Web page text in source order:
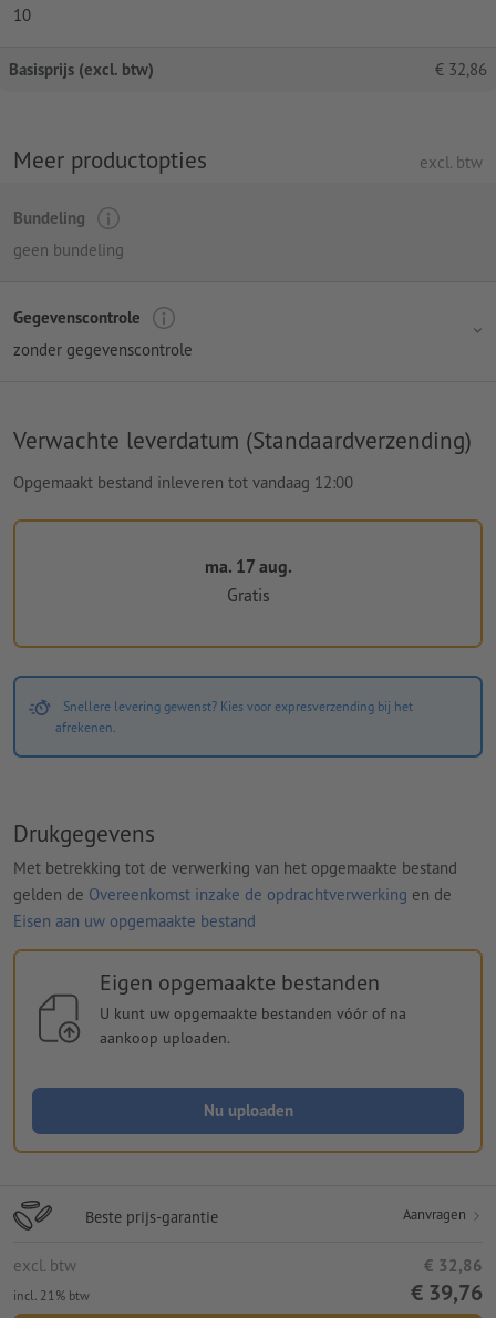
10
Basisprijs (excl. btw) € 32,86
Meer productopties excl. btw
Bundeling
geen bundeling
Gegevenscontrole
zonder gegevenscontrole
Verwachte leverdatum (Standaardverzending)
Opgemaakt bestand inleveren tot vandaag 12:00
ma. 17 aug.
Gratis
Snellere levering gewenst? Kies voor expresverzending bij het
afrekenen.
Drukgegevens
Met betrekking tot de verwerking van het opgemaakte bestand
gelden de Overeenkomst inzake de opdrachtverwerking en de
Eisen aan uw opgemaakte bestand
Eigen opgemaakte bestanden
U kunt uw opgemaakte bestanden vóór of na
aankoop uploaden.
Nu uploaden
Beste prijs-garantie Aanvragen
excl. btw € 32,86
incl. 21% btw € 39,76